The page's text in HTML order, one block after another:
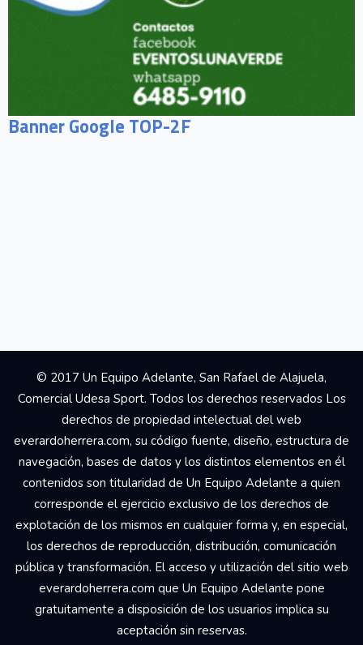
Banner Google TOP-2F
© 2017 Un Equipo Adelante, San Rafael de Alajuela,
Comercial Udesa Sport. Todos los derechos reservados Los
derechos de propiedad intelectual del web
everardoherrera.com, su código fuente, diseño, estructura de
navegación, bases de datos y los distintos elementos en él
contenidos son titularidad de Un Equipo Adelante a quien
corresponde el ejercicio exclusivo de los derechos de
explotación de los mismos en cualquier forma y, en especial,
los derechos de reproducción, distribución, comunicación
pública y transformación. El acceso y utilización del sitio web
everardoherrera.com que Un Equipo Adelante pone
gratuitamente a disposición de los usuarios implica su
aceptación sin reservas.